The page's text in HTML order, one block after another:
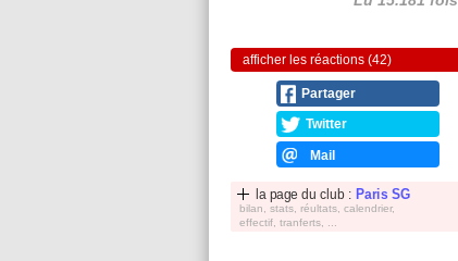
afficher les réactions (42)
Partager
Twitter
Mail
la page du club : Paris SG
bilan, stats, réultats, calendrier,
effectif, tranferts, ...